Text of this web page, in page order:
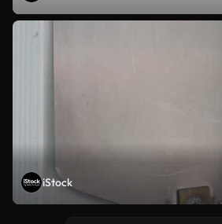
iStock